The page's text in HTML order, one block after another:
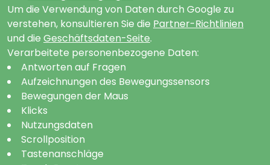
Um die Verwendung von Daten durch Google zu
verstehen, konsultieren Sie die Partner-Richtlinien
und die Geschäftsdaten-Seite.
Verarbeitete personenbezogene Daten:
Antworten auf Fragen
Aufzeichnungen des Bewegungssensors
Bewegungen der Maus
Klicks
Nutzungsdaten
Scrollposition
Tastenanschläge